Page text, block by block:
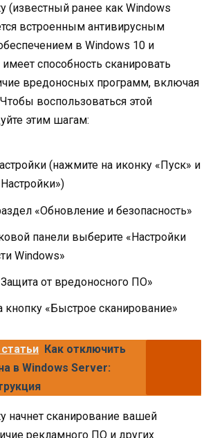
(известный ранее как Windows
встроенным антивирусным
в Windows 10 и
способность сканировать
вредоносных программ, включая
воспользоваться этой
этим шагам:
(нажмите на иконку «Пуск» и
«Обновление и безопасность»
панели выберите «Настройки
Windows»
от вредоносного ПО»
кнопку «Быстрое сканирование»
Как отключить
в Windows Server:
начнет сканирование вашей
рекламного ПО и других